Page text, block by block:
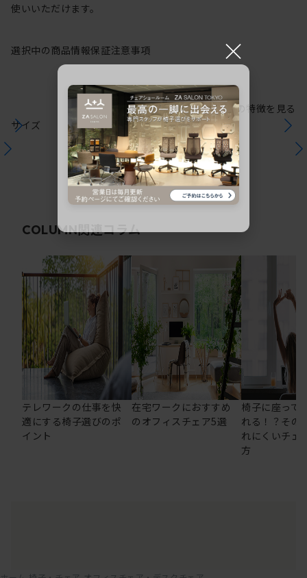
使いいただけます。
選択中の商品情報保証注意事項
サイズ
シリーズの特徴を見る
COLUMN関連コラム
テレワークの仕事を快
適にする椅子選びのポ
イント
在宅ワークにおすすめ
のオフィスチェア5選
椅子に座って
れる！？その
れにくいチェ
方
×